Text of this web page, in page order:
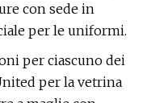
con sede in
per le uniformi.
per ciascuno dei
per la vetrina